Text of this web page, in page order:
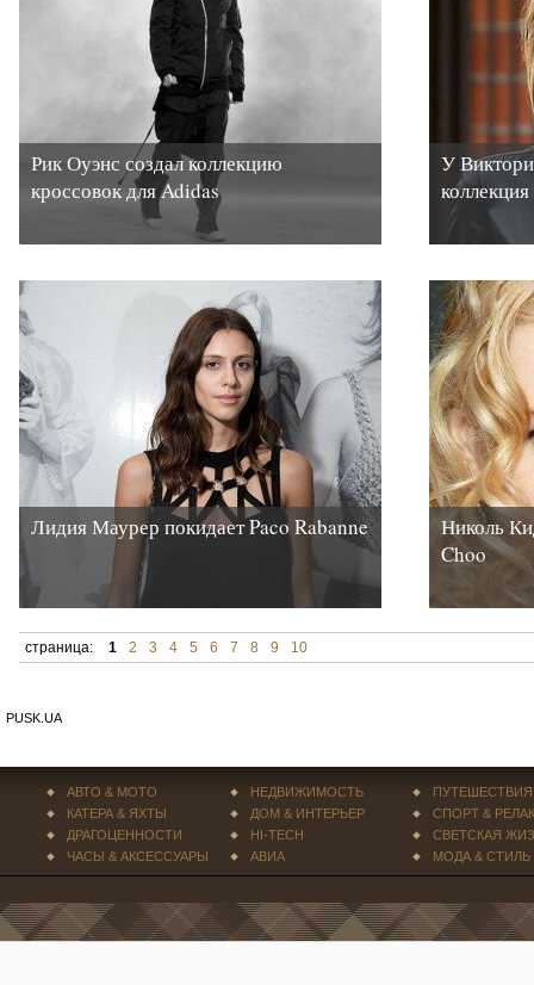
Рик Оуэнс создал коллекцию
кроссовок для Adidas
У
Лидия Маурер покидает Paco Rabanne
Николь
Choo
страница: 1 2 3 4 5 6 7 8 9 10
PUSK.UA
АВТО & МОТО
КАТЕРА & ЯХТЫ
ДРАГОЦЕННОСТИ
ЧАСЫ & АКСЕССУАРЫ
НЕДВИЖИМОСТЬ
ДОМ & ИНТЕРЬЕР
HI-TECH
АВИА
ПУТЕШЕСТВИЯ
СПОРТ &
СВЕТСКАЯ
МОДА & СТИЛЬ